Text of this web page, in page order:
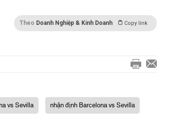
Theo Doanh Nghiệp & Kinh Doanh Copy link
vs Sevilla nhận định Barcelona vs Sevilla